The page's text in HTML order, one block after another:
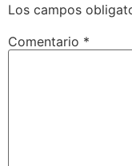
Los campos
Comentario *